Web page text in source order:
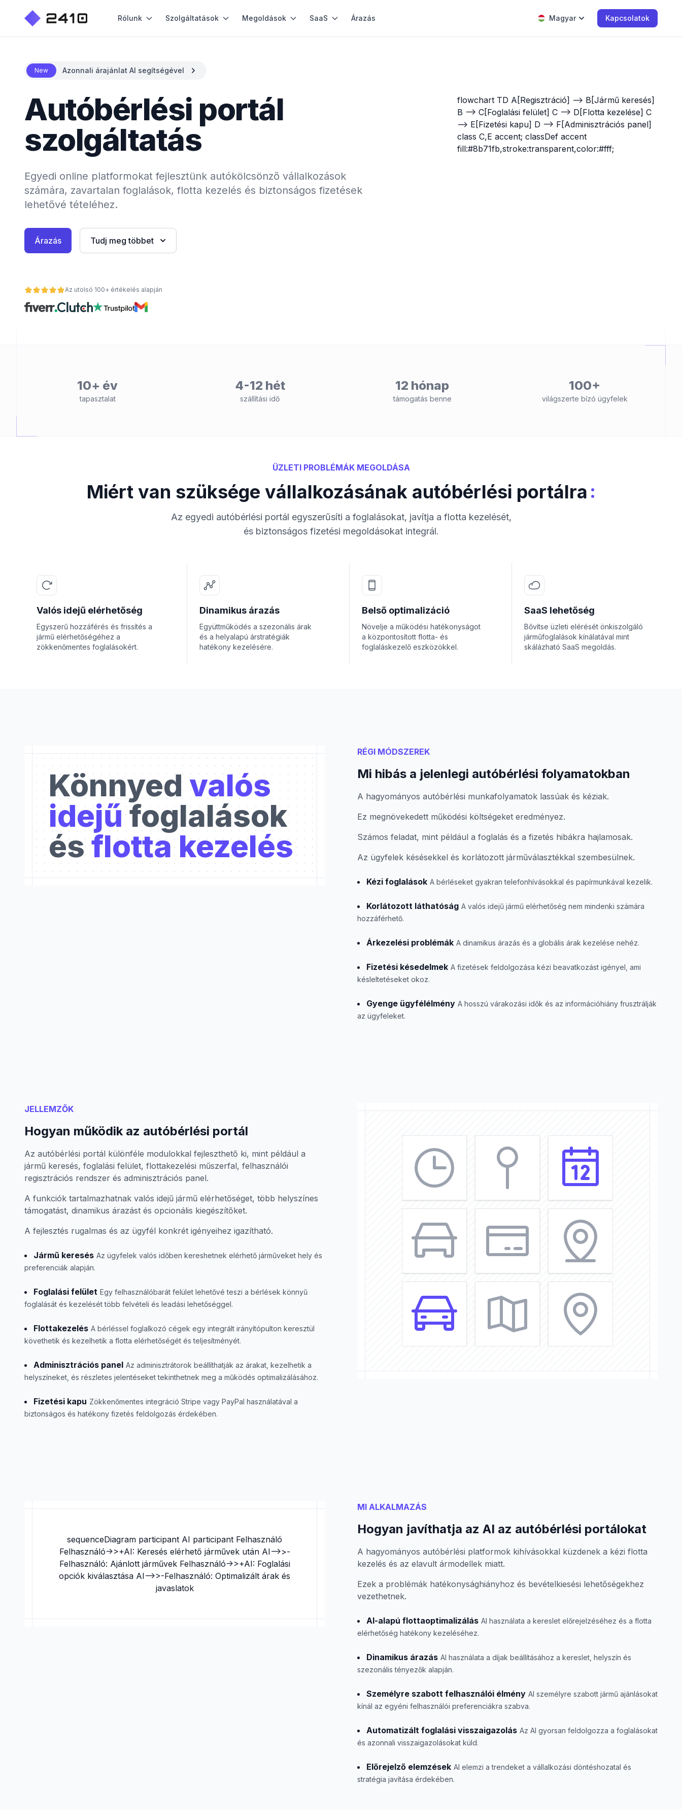
Rólunk Szolgáltatások Megoldások SaaS Árazás Magyar Kapcsolatok
New Azonnali árajánlat AI segítségével
Autóbérlési portál
szolgáltatás
Egyedi online platformokat fejlesztünk autókölcsönző vállalkozások
számára, zavartalan foglalások, flotta kezelés és biztonságos fizetések
lehetővé tételéhez.
Árazás Tudj meg többet
Az utolsó 100+ értékelés alapján
flowchart TD A[Regisztráció] --> B[Jármű keresés]
B --> C[Foglalási felület] C --> D[Flotta kezelése] C
--> E[Fizetési kapu] D --> F[Adminisztrációs panel]
class C,E accent; classDef accent
fill:#8b71fb,stroke:transparent,color:#fff;
10+ év
tapasztalat
4-12 hét
szállítási idő
12 hónap
támogatás benne
100+
világszerte bízó ügyfelek
ÜZLETI PROBLÉMÁK MEGOLDÁSA
Miért van szüksége vállalkozásának autóbérlési portálra :
Az egyedi autóbérlési portál egyszerűsíti a foglalásokat, javítja a flotta kezelését,
és biztonságos fizetési megoldásokat integrál.
Valós idejű elérhetőség
Egyszerű hozzáférés és frissítés a
jármű elérhetőségéhez a
zökkenőmentes foglalásokért.
Dinamikus árazás
Együttműködés a szezonális árak
és a helyalapú árstratégiák
hatékony kezelésére.
Belső optimalizáció
Növelje a működési hatékonyságot
a központosított flotta- és
foglaláskezelő eszközökkel.
SaaS lehetőség
Bővítse üzleti elérését önkiszolgáló
járműfoglalások kínálatával mint
skálázható SaaS megoldás.
Könnyedvalós
idejűfoglalások
ésflotta kezelés
RÉGI MÓDSZEREK
Mi hibás a jelenlegi autóbérlési folyamatokban
A hagyományos autóbérlési munkafolyamatok lassúak és kéziak.
Ez megnövekedett működési költségeket eredményez.
Számos feladat, mint például a foglalás és a fizetés hibákra hajlamosak.
Az ügyfelek késésekkel és korlátozott járműválasztékkal szembesülnek.
Kézi foglalások A bérléseket gyakran telefonhívásokkal és papírmunkával kezelik.
Korlátozott láthatóság A valós idejű jármű elérhetőség nem mindenki számára
hozzáférhető.
Árkezelési problémák A dinamikus árazás és a globális árak kezelése nehéz.
Fizetési késedelmek A fizetések feldolgozása kézi beavatkozást igényel, ami
késleltetéseket okoz.
Gyenge ügyfélélmény A hosszú várakozási idők és az információhiány frusztrálják
az ügyfeleket.
JELLEMZŐK
Hogyan működik az autóbérlési portál
Az autóbérlési portál különféle modulokkal fejleszthető ki, mint például a
jármű keresés, foglalási felület, flottakezelési műszerfal, felhasználói
regisztrációs rendszer és adminisztrációs panel.
A funkciók tartalmazhatnak valós idejű jármű elérhetőséget, több helyszínes
támogatást, dinamikus árazást és opcionális kiegészítőket.
A fejlesztés rugalmas és az ügyfél konkrét igényeihez igazítható.
Jármű keresés Az ügyfelek valós időben kereshetnek elérhető járműveket hely és
preferenciák alapján.
Foglalási felület Egy felhasználóbarát felület lehetővé teszi a bérlések könnyű
foglalását és kezelését több felvételi és leadási lehetőséggel.
Flottakezelés A bérléssel foglalkozó cégek egy integrált irányítópulton keresztül
követhetik és kezelhetik a flotta elérhetőségét és teljesítményét.
Adminisztrációs panel Az adminisztrátorok beállíthatják az árakat, kezelhetik a
helyszíneket, és részletes jelentéseket tekinthetnek meg a működés optimalizálásához.
Fizetési kapu Zökkenőmentes integráció Stripe vagy PayPal használatával a
biztonságos és hatékony fizetés feldolgozás érdekében.
sequenceDiagram participant AI participant Felhasználó
Felhasználó->>+AI: Keresés elérhető járművek után AI-->>-
Felhasználó: Ajánlott járművek Felhasználó->>+AI: Foglalási
opciók kiválasztása AI-->>-Felhasználó: Optimalizált árak és
javaslatok
MI ALKALMAZÁS
Hogyan javíthatja az AI az autóbérlési portálokat
A hagyományos autóbérlési platformok kihívásokkal küzdenek a kézi flotta
kezelés és az elavult ármodellek miatt.
Ezek a problémák hatékonysághiányhoz és bevételkiesési lehetőségekhez
vezethetnek.
AI-alapú flottaoptimalizálás AI használata a kereslet előrejelzéséhez és a flotta
elérhetőség hatékony kezeléséhez.
Dinamikus árazás AI használata a díjak beállításához a kereslet, helyszín és
szezonális tényezők alapján.
Személyre szabott felhasználói élmény AI személyre szabott jármű ajánlásokat
kínál az egyéni felhasználói preferenciákra szabva.
Automatizált foglalási visszaigazolás Az AI gyorsan feldolgozza a foglalásokat
és azonnali visszaigazolásokat küld.
Előrejelző elemzések AI elemzi a trendeket a vállalkozási döntéshozatal és
stratégia javítása érdekében.